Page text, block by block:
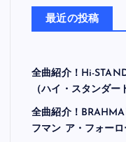
最近の投稿
全曲紹介！Hi-
（ハイ・スタンダー
全曲紹介！
フマン ア・フォーロ